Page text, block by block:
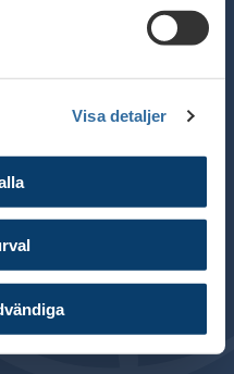
Visa detaljer
4B